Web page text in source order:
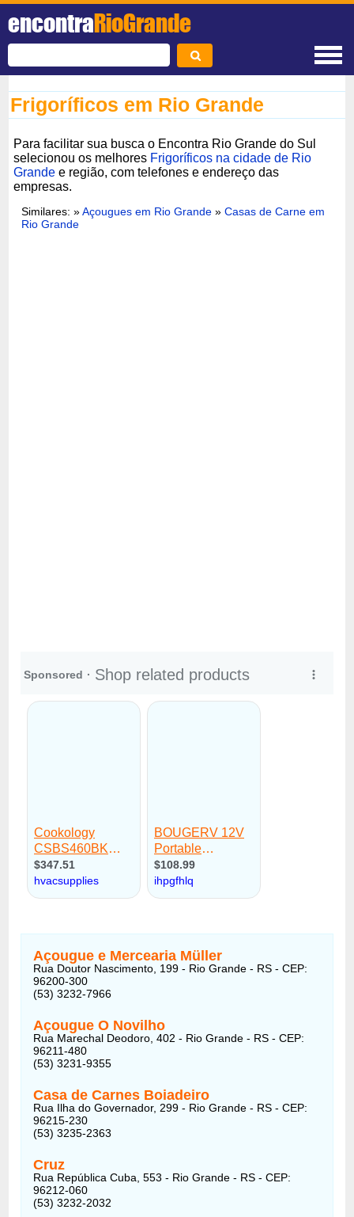
encontraRioGrande
Frigoríficos em Rio Grande
Para facilitar sua busca o Encontra Rio Grande do Sul
selecionou os melhores Frigoríficos na cidade de Rio
Grande e região, com telefones e endereço das
empresas.
Similares: »Açougues em Rio Grande »Casas de Carne em
Rio Grande
Açougue e Mercearia Müller
Rua Doutor Nascimento, 199 - Rio Grande - RS - CEP:
96200-300
(53) 3232-7966
Açougue O Novilho
Rua Marechal Deodoro, 402 - Rio Grande - RS - CEP:
96211-480
(53) 3231-9355
Casa de Carnes Boiadeiro
Rua Ilha do Governador, 299 - Rio Grande - RS - CEP:
96215-230
(53) 3235-2363
Cruz
Rua República Cuba, 553 - Rio Grande - RS - CEP:
96212-060
(53) 3232-2032